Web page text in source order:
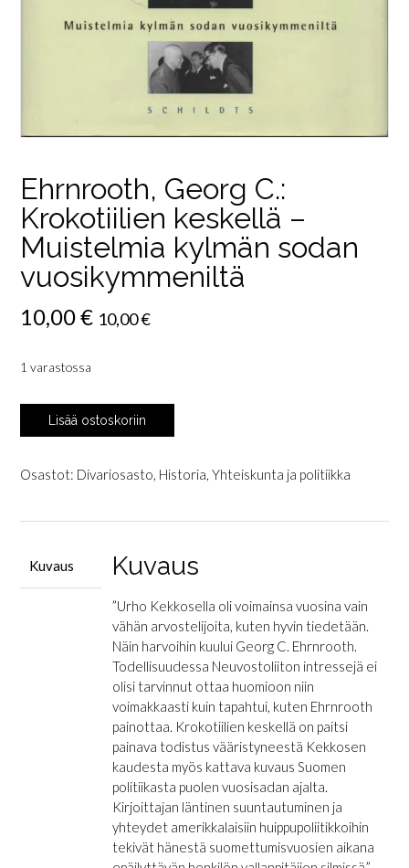
Ehrnrooth, Georg C.:
Krokotiilien keskellä –
Muistelmia kylmän sodan
vuosikymmeniltä
10,00€ 10,00€
1 varastossa
Ehrnrooth,
Georg
Krokotiilien
sodan
vuosikymmeniltä
Lisää ostoskoriin
Osastot: Divariosasto, Historia, Yhteiskunta ja politiikka
Kuvaus Kuvaus
”Urho Kekkosella oli voimainsa vuosina vain
vähän arvostelijoita, kuten hyvin tiedetään.
Näin harvoihin kuului Georg C. Ehrnrooth.
Todellisuudessa Neuvostoliiton intressejä ei
olisi tarvinnut ottaa huomioon niin
voimakkaasti kuin tapahtui, kuten Ehrnrooth
painottaa. Krokotiilien keskellä on paitsi
painava todistus vääristyneestä Kekkosen
kaudesta myös kattava kuvaus Suomen
politiikasta puolen vuosisadan ajalta.
Kirjoittajan läntinen suuntautuminen ja
yhteydet amerikkalaisiin huippupoliitikkoihin
tekivät hänestä suomettumisvuosien aikana